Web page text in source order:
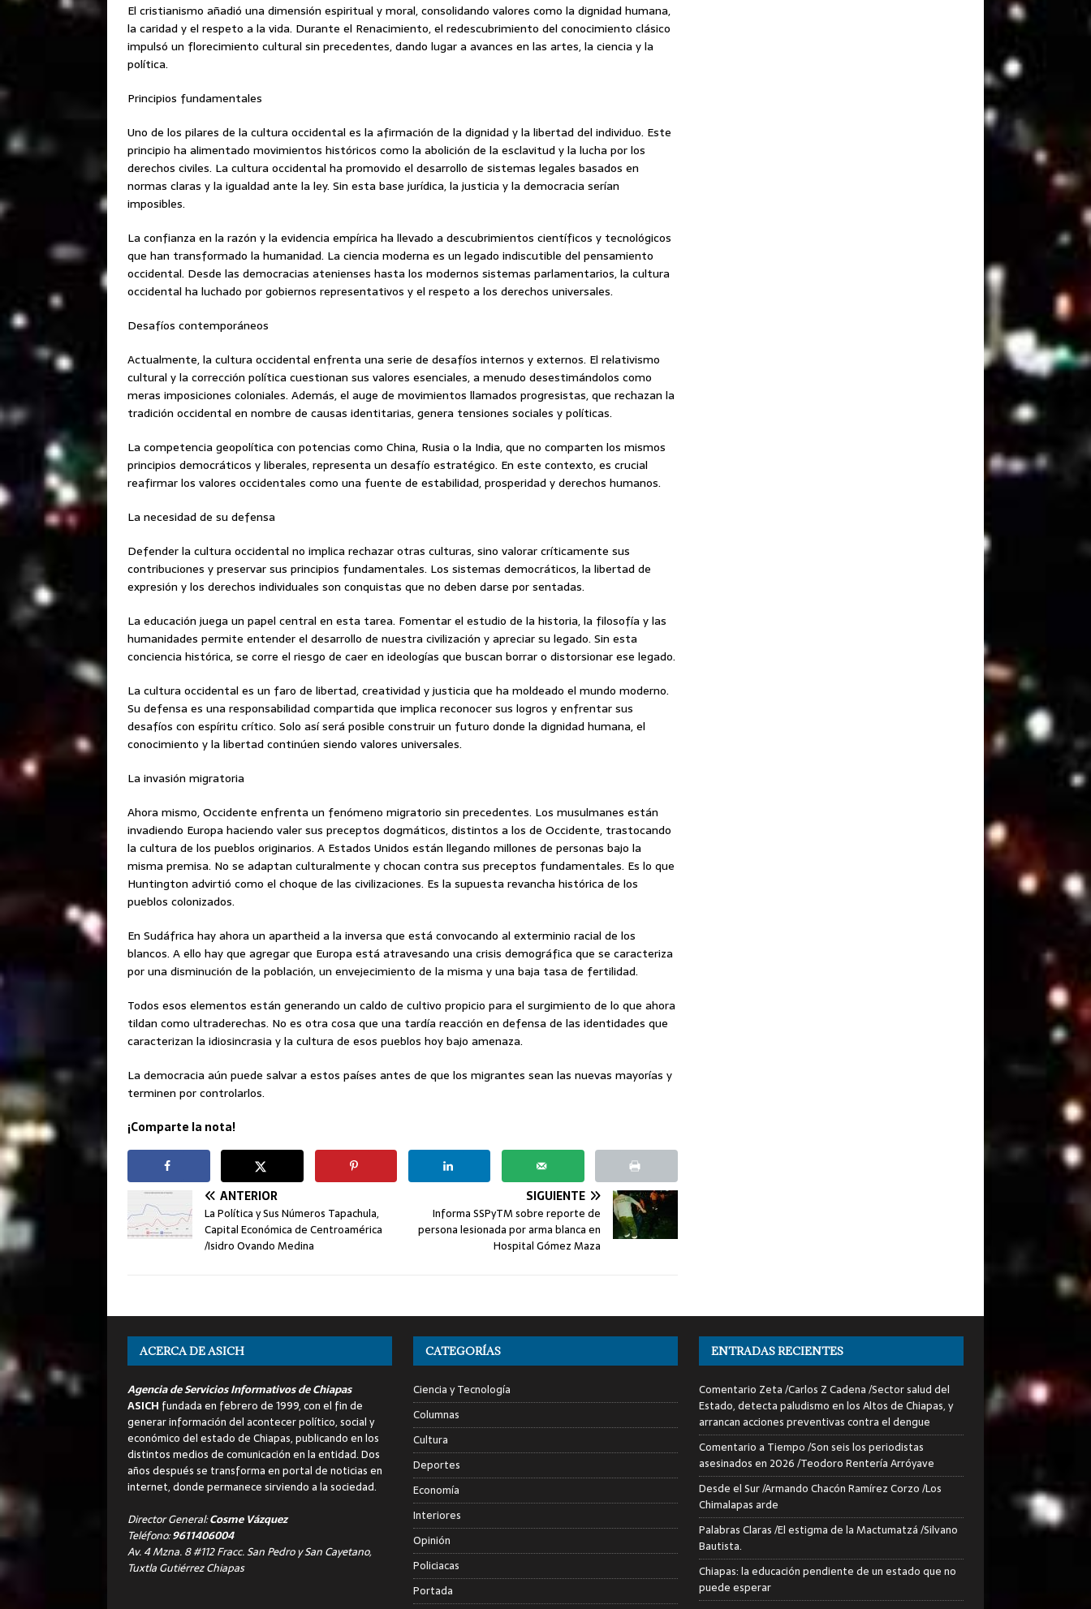
El cristianismo añadió una dimensión espiritual y moral, consolidando valores como la dignidad humana,
la caridad y el respeto a la vida. Durante el Renacimiento, el redescubrimiento del conocimiento clásico
impulsó un florecimiento cultural sin precedentes, dando lugar a avances en las artes, la ciencia y la
política.
Principios fundamentales
Uno de los pilares de la cultura occidental es la afirmación de la dignidad y la libertad del individuo. Este
principio ha alimentado movimientos históricos como la abolición de la esclavitud y la lucha por los
derechos civiles. La cultura occidental ha promovido el desarrollo de sistemas legales basados en
normas claras y la igualdad ante la ley. Sin esta base jurídica, la justicia y la democracia serían
imposibles.
La confianza en la razón y la evidencia empírica ha llevado a descubrimientos científicos y tecnológicos
que han transformado la humanidad. La ciencia moderna es un legado indiscutible del pensamiento
occidental. Desde las democracias atenienses hasta los modernos sistemas parlamentarios, la cultura
occidental ha luchado por gobiernos representativos y el respeto a los derechos universales.
Desafíos contemporáneos
Actualmente, la cultura occidental enfrenta una serie de desafíos internos y externos. El relativismo
cultural y la corrección política cuestionan sus valores esenciales, a menudo desestimándolos como
meras imposiciones coloniales. Además, el auge de movimientos llamados progresistas, que rechazan la
tradición occidental en nombre de causas identitarias, genera tensiones sociales y políticas.
La competencia geopolítica con potencias como China, Rusia o la India, que no comparten los mismos
principios democráticos y liberales, representa un desafío estratégico. En este contexto, es crucial
reafirmar los valores occidentales como una fuente de estabilidad, prosperidad y derechos humanos.
La necesidad de su defensa
Defender la cultura occidental no implica rechazar otras culturas, sino valorar críticamente sus
contribuciones y preservar sus principios fundamentales. Los sistemas democráticos, la libertad de
expresión y los derechos individuales son conquistas que no deben darse por sentadas.
La educación juega un papel central en esta tarea. Fomentar el estudio de la historia, la filosofía y las
humanidades permite entender el desarrollo de nuestra civilización y apreciar su legado. Sin esta
conciencia histórica, se corre el riesgo de caer en ideologías que buscan borrar o distorsionar ese legado.
La cultura occidental es un faro de libertad, creatividad y justicia que ha moldeado el mundo moderno.
Su defensa es una responsabilidad compartida que implica reconocer sus logros y enfrentar sus
desafíos con espíritu crítico. Solo así será posible construir un futuro donde la dignidad humana, el
conocimiento y la libertad continúen siendo valores universales.
La invasión migratoria
Ahora mismo, Occidente enfrenta un fenómeno migratorio sin precedentes. Los musulmanes están
invadiendo Europa haciendo valer sus preceptos dogmáticos, distintos a los de Occidente, trastocando
la cultura de los pueblos originarios. A Estados Unidos están llegando millones de personas bajo la
misma premisa. No se adaptan culturalmente y chocan contra sus preceptos fundamentales. Es lo que
Huntington advirtió como el choque de las civilizaciones. Es la supuesta revancha histórica de los
pueblos colonizados.
En Sudáfrica hay ahora un apartheid a la inversa que está convocando al exterminio racial de los
blancos. A ello hay que agregar que Europa está atravesando una crisis demográfica que se caracteriza
por una disminución de la población, un envejecimiento de la misma y una baja tasa de fertilidad.
Todos esos elementos están generando un caldo de cultivo propicio para el surgimiento de lo que ahora
tildan como ultraderechas. No es otra cosa que una tardía reacción en defensa de las identidades que
caracterizan la idiosincrasia y la cultura de esos pueblos hoy bajo amenaza.
La democracia aún puede salvar a estos países antes de que los migrantes sean las nuevas mayorías y
terminen por controlarlos.
¡Comparte la nota!
ANTERIOR
La Política y Sus Números Tapachula,
Capital Económica de Centroamérica
/Isidro Ovando Medina
SIGUIENTE
Informa SSPyTM sobre reporte de
persona lesionada por arma blanca en
Hospital Gómez Maza
ACERCA DE ASICH
Agencia de Servicios Informativos de Chiapas
ASICH fundada en febrero de 1999, con el fin de
generar información del acontecer político, social y
económico del estado de Chiapas, publicando en los
distintos medios de comunicación en la entidad. Dos
años después se transforma en portal de noticias en
internet, donde permanece sirviendo a la sociedad.
Director General:Cosme Vázquez
Teléfono:9611406004
Av. 4 Mzna. 8 #112 Fracc. San Pedro y San Cayetano,
Tuxtla Gutiérrez Chiapas
CATEGORÍAS
Ciencia y Tecnología
Columnas
Cultura
Deportes
Economía
Interiores
Opinión
Policiacas
Portada
ENTRADAS RECIENTES
Comentario Zeta /Carlos Z Cadena /Sector salud del
Estado, detecta paludismo en los Altos de Chiapas, y
arrancan acciones preventivas contra el dengue
Comentario a Tiempo /Son seis los periodistas
asesinados en 2026 /Teodoro Rentería Arróyave
Desde el Sur /Armando Chacón Ramírez Corzo /Los
Chimalapas arde
Palabras Claras /El estigma de la Mactumatzá /Silvano
Bautista.
Chiapas: la educación pendiente de un estado que no
puede esperar